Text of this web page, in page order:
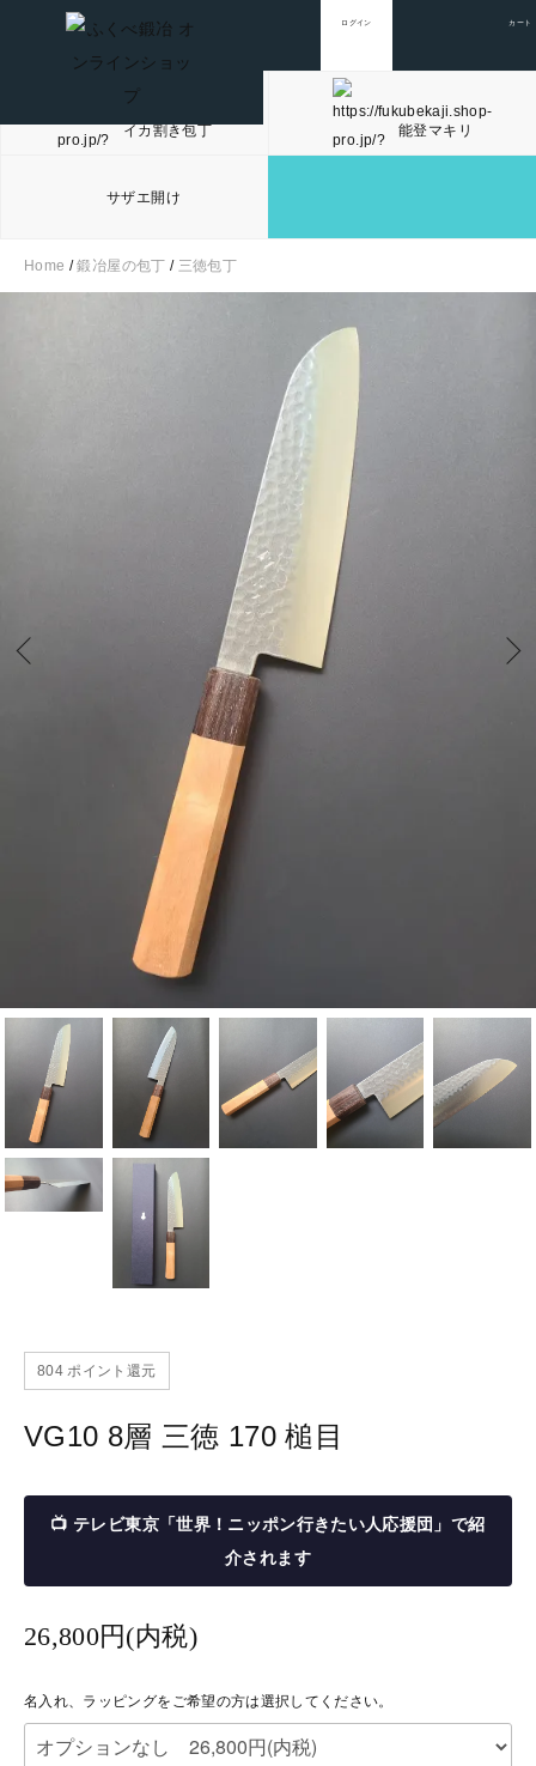
ログイン カート
イカ割き包丁 能登マキリ
サザエ開け
Home /鍛冶屋の包丁 / 三徳包丁
804 ポイント還元
VG10 8層 三徳 170 槌目
📺 テレビ東京「世界！ニッポン行きたい人応援団」で紹
介されます
26,800円(内税)
名入れ、ラッピングをご希望の方は選択してください。